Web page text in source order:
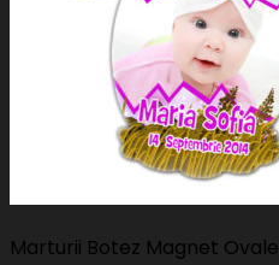
Marturii Botez Magnet Ovale